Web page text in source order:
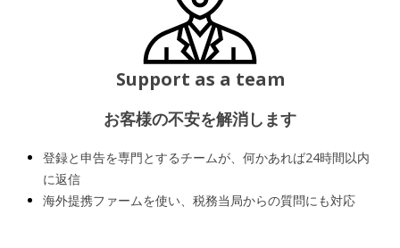
Support as a team
お客様の不安を解消します
登録と申告を専門とするチームが、何かあれば24時間以内
に返信
海外提携ファームを使い、税務当局からの質問にも対応